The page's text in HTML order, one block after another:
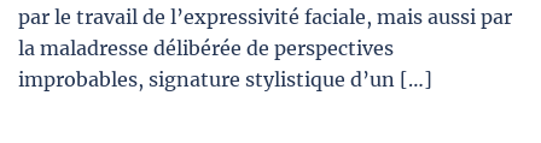
par le travail de l’expressivité faciale, mais aussi par
la maladresse délibérée de perspectives
improbables, signature stylistique d’un […]